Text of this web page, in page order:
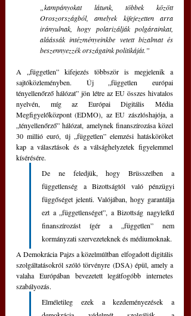
„kampányokat látunk, többek között
Oroszországból, amelyek kifejezetten arra
irányulnak, hogy polarizálják polgárainkat,
aláássák intézményeinkbe vetett bizalmat és
beszennyezzék országaink politikáját.”
A „független” kifejezés többször is megjelenik a
sajtóközleményben. Új „független európai
tényellenőrző hálózat” jön létre az EU összes hivatalos
nyelvén, míg az Európai Digitális Média
Megfigyelőközpont (EDMO), az EU zászlóshajója, a
„tényellenőrző” hálózat, amelynek finanszírozása közel
30 millió euró, új „független” elemzési hatásköröket
kap a választások és a válsághelyzetek figyelemmel
kísérésére.
De ne feledjük, hogy Brüsszelben a
függetlenség a Bizottságtól való pénzügyi
függőséget jelenti. Valójában, hogy garantálja
ezt a „függetlenséget”, a Bizottság nagylelkű
finanszírozást ígér a „független” nem
kormányzati szervezeteknek és médiumoknak.
A Demokrácia Pajzs a közelmúltban elfogadott digitális
szolgáltatásokról szóló törvényre (DSA) épül, amely a
valaha Európában bevezetett legátfogóbb internetes
szabályozás.
Elméletileg ezek a kezdeményezések a